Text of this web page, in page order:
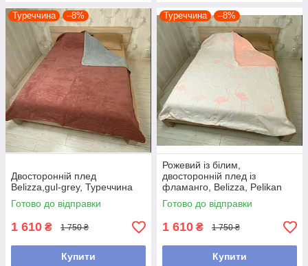
Туреччина –8%
Двосторонній плед
Belizza,gul-grey, Туреччина
Готово до відправки
1 610 ₴ 1 750 ₴
Купити
Туреччина –8%
Рожевий із білим,
двосторонній плед із
фламанго, Belizza, Pelikan
pembe, Туреччина
Готово до відправки
1 610 ₴ 1 750 ₴
Купити